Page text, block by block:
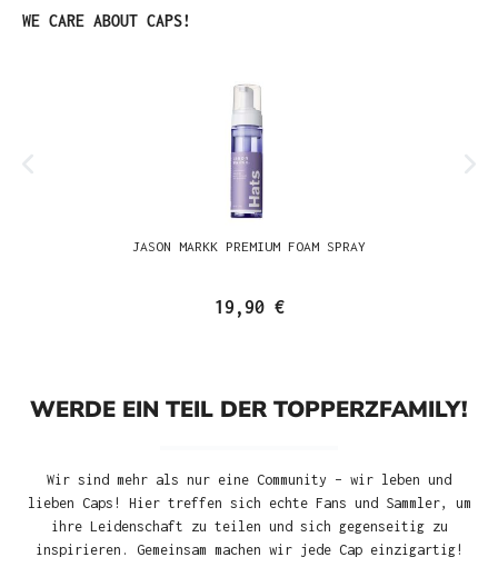
Produktgalerie überspringen
WE CARE ABOUT CAPS!
JASON MARKK PREMIUM FOAM SPRAY
19,90 €
WERDE EIN TEIL DER TOPPERZFAMILY!
Wir sind mehr als nur eine Community – wir leben und
lieben Caps! Hier treffen sich echte Fans und Sammler, um
ihre Leidenschaft zu teilen und sich gegenseitig zu
inspirieren. Gemeinsam machen wir jede Cap einzigartig!